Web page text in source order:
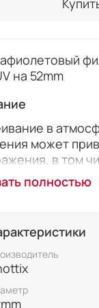
на 52mm
в
может
в том
оттенка в
Фильтр UV
Китай
полностью